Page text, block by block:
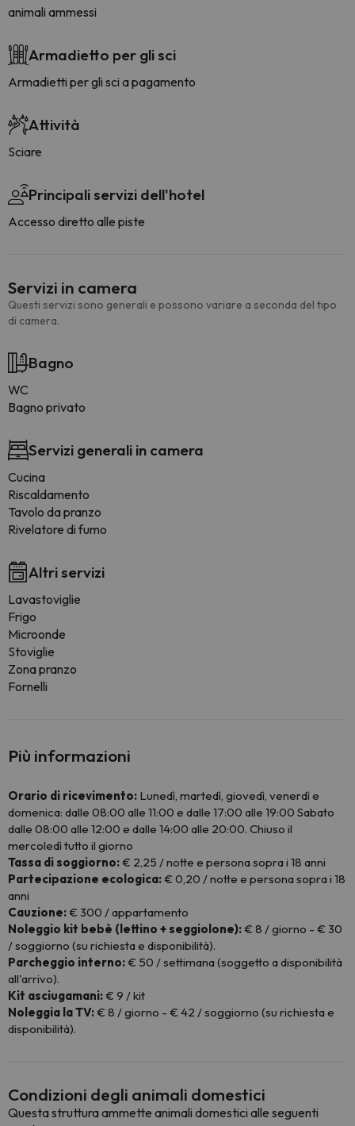
animali ammessi
Armadietto per gli sci
Armadietti per gli sci a pagamento
Attività
Sciare
Principali servizi dell'hotel
Accesso diretto alle piste
Servizi in camera
Questi servizi sono generali e possono variare a seconda del tipo
di camera.
Bagno
WC
Bagno privato
Servizi generali in camera
Cucina
Riscaldamento
Tavolo da pranzo
Rivelatore di fumo
Altri servizi
Lavastoviglie
Frigo
Microonde
Stoviglie
Zona pranzo
Fornelli
Più informazioni
Orario di ricevimento: Lunedì, martedì, giovedì, venerdì e
domenica: dalle 08:00 alle 11:00 e dalle 17:00 alle 19:00 Sabato
dalle 08:00 alle 12:00 e dalle 14:00 alle 20:00. Chiuso il
mercoledì tutto il giorno
Tassa di soggiorno:€ 2,25 / notte e persona sopra i 18 anni
Partecipazione ecologica:€ 0,20 / notte e persona sopra i 18
anni
Cauzione:€ 300 / appartamento
Noleggio kit bebè (lettino + seggiolone):€ 8 / giorno - € 30
/ soggiorno (su richiesta e disponibilità).
Parcheggio interno:€ 50 / settimana (soggetto a disponibilità
all'arrivo).
Kit asciugamani:€ 9 / kit
Noleggia la TV:€ 8 / giorno - € 42 / soggiorno (su richiesta e
disponibilità).
Condizioni degli animali domestici
Questa struttura ammette animali domestici alle seguenti